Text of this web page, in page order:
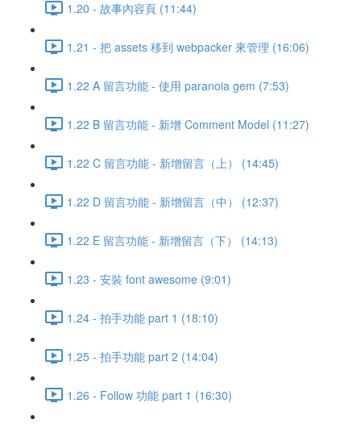
1.20 - 故事內容頁 (11:44)
1.21 - 把 assets 移到 webpacker 來管理 (16:06)
1.22 A 留言功能 - 使用 paranoia gem (7:53)
1.22 B 留言功能 - 新增 Comment Model (11:27)
1.22 C 留言功能 - 新增留言（上） (14:45)
1.22 D 留言功能 - 新增留言（中） (12:37)
1.22 E 留言功能 - 新增留言（下） (14:13)
1.23 - 安裝 font awesome (9:01)
1.24 - 拍手功能 part 1 (18:10)
1.25 - 拍手功能 part 2 (14:04)
1.26 - Follow 功能 part 1 (16:30)